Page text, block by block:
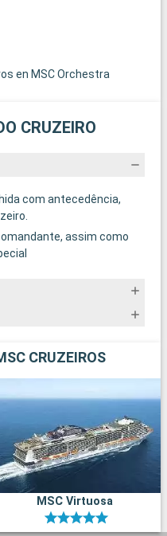
en MSC Orchestra
CRUZEIRO
com antecedência,
assim como
CRUZEIROS
MSC Virtuosa